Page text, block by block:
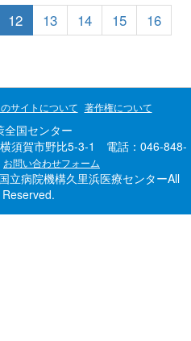
12 13 14 15
16
のサイトについて 著作権について
全国センター
須賀市野比5-3-1 電話：046-848-
お問い合わせフォーム
立病院機構久里浜医療センターAll